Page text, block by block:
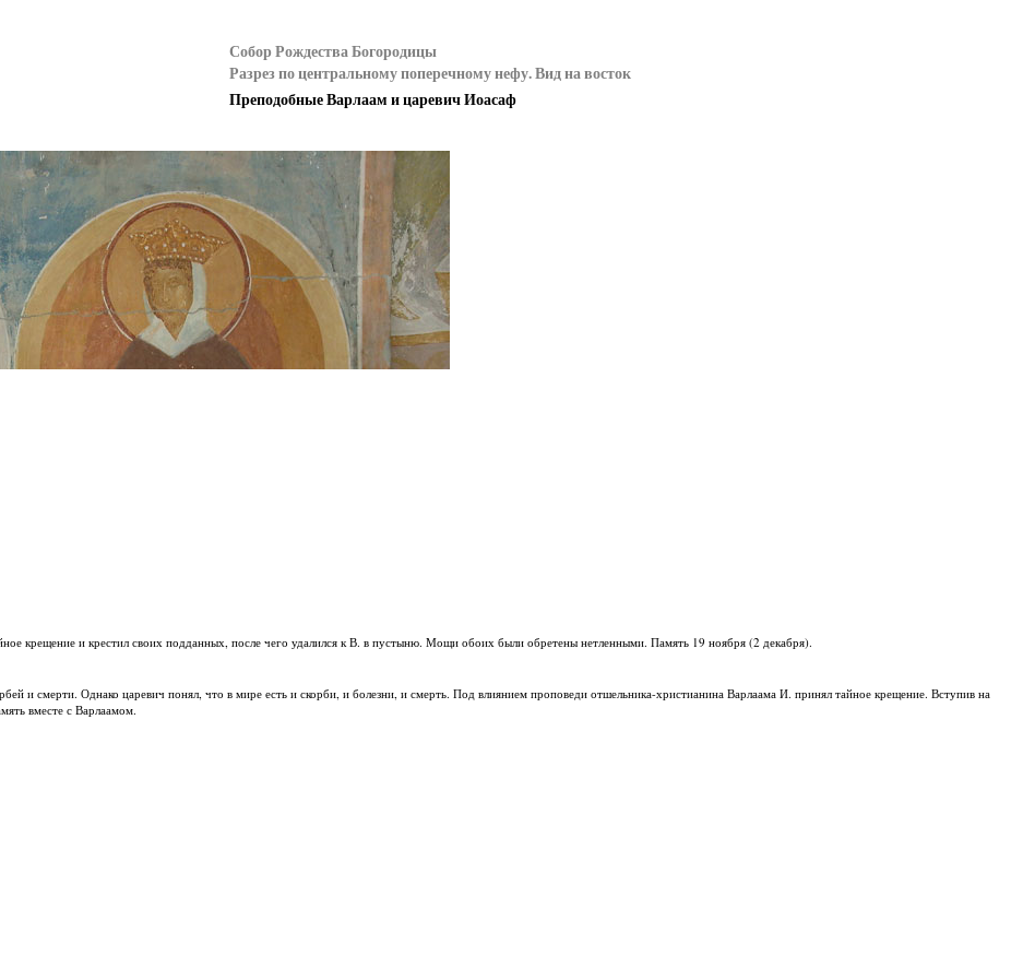
Собор Рождества Богородицы
Разрез по центральному поперечному нефу. Вид на восток
Преподобные Варлаам и царевич Иоасаф
крещение и крестил своих подданных, после чего удалился к В. в пустыню. Мощи обоих были обретены нетленными. Память 19 ноября (2 декабря).
и смерти. Однако царевич понял, что в мире есть и скорби, и болезни, и смерть. Под влиянием проповеди отшельника-христианина Варлаама И. принял тайное крещение. Вступив на
вместе с Варлаамом.